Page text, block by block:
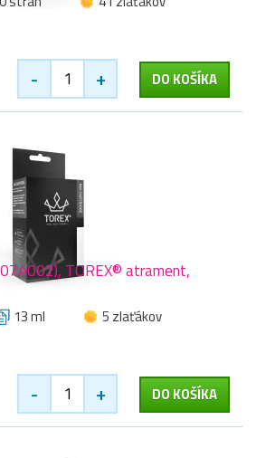
- + DO KOŠÍKA
TOREX® atrament,
13 ml
5 zlaťákov
- + DO KOŠÍKA